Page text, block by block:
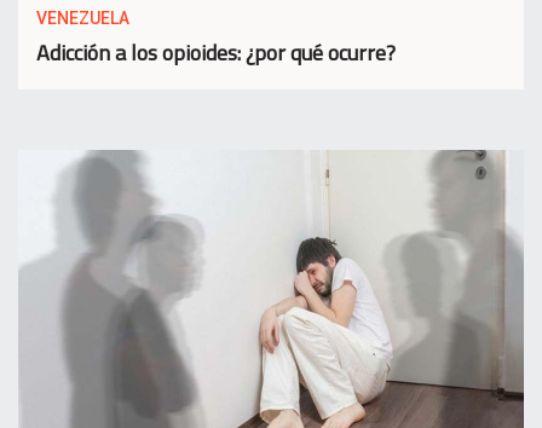
VENEZUELA
Adicción a los opioides: ¿por qué ocurre?